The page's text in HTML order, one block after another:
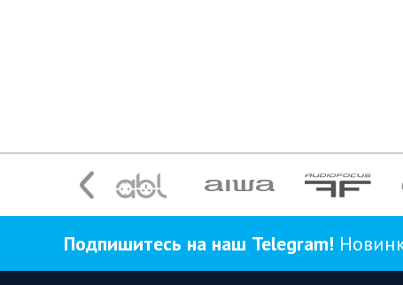
Подпишитесь на наш Telegram!